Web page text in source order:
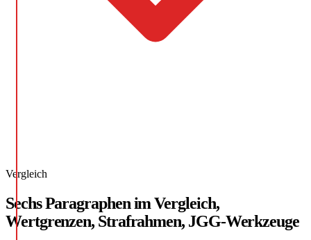
Vergleich
Sechs Paragraphen im Vergleich,
Wertgrenzen, Strafrahmen, JGG-Werkzeuge